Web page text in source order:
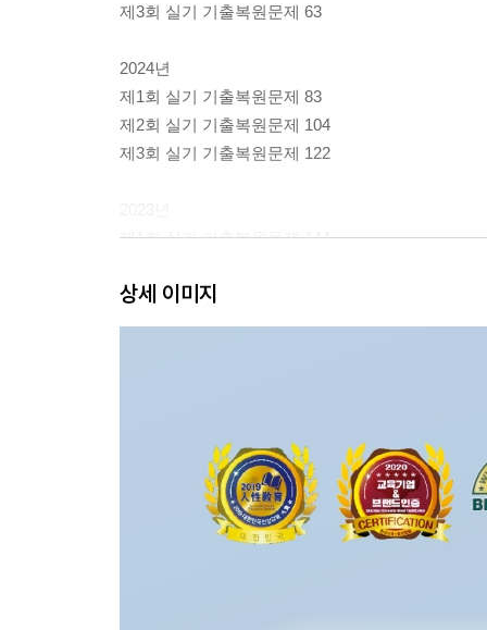
제3회 실기 기출복원문제 63
2024년
제1회 실기 기출복원문제 83
제2회 실기 기출복원문제 104
제3회 실기 기출복원문제 122
제1회 실기 기출복원문제 144
제3회 실기 기출복원문제 186
제1회 실기 기출복원문제 248
제3회 실기 기출복원문제 269
상세 이미지